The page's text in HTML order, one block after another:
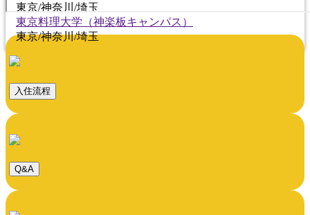
東京/神奈川/埼玉
東京料理大学（神楽板キャンパス）
東京/神奈川/埼玉
入住流程
Q&A